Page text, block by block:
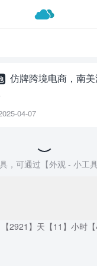
仿牌跨境电商，南
04-07
，可通过【外观 - 小工
【2921】天【11】小时